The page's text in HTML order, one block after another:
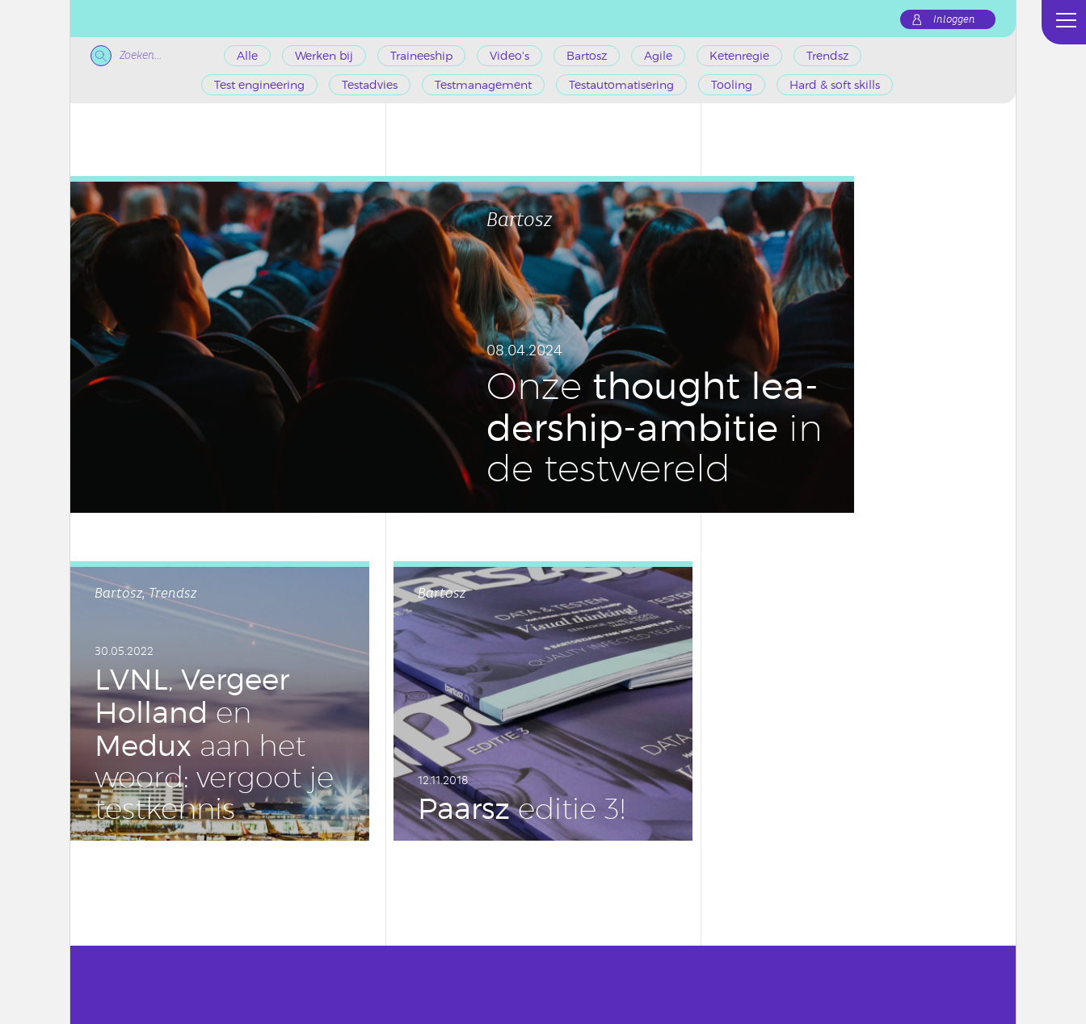
Inloggen
Zoeken... Alle Werken bij Traineeship Video's Bartosz Agile Ketenregie Trendsz
Test engineering Testadvies Testmanagement Testautomatisering Tooling Hard & soft skills
Bartosz
08.04.2024
Onze thought lea­
der­ship-ambitie in
de test­we­reld
Bartosz, Trendsz
30.05.2022
LVNL,Vergeer
Hollanden
Medux aan het
woord: vergoot je
test­ken­nis
Bartosz
12.11.2018
Paarszeditie 3!